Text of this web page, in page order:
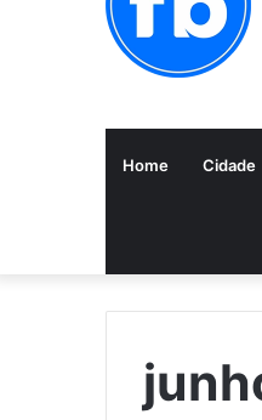
Home Cidade